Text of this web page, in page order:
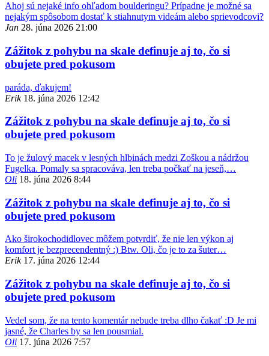
Ahoj sú nejaké info ohľadom boulderingu? Prípadne je možné sa
nejakým spôsobom dostať k stiahnutym videám alebo sprievodcovi?
Jan 28. júna 2026 21:00
Zážitok z pohybu na skale definuje aj to, čo si
obujete pred pokusom
paráda, ďakujem!
Erik 18. júna 2026 12:42
Zážitok z pohybu na skale definuje aj to, čo si
obujete pred pokusom
To je žulový macek v lesných hlbinách medzi Zoškou a nádržou
Fugelka. Pomaly sa spracováva, len treba počkať na jeseň,…
Oli 18. júna 2026 8:44
Zážitok z pohybu na skale definuje aj to, čo si
obujete pred pokusom
Ako širokochodidlovec môžem potvrdiť, že nie len výkon aj
komfort je bezprecendentný :) Btw. Oli, čo je to za šuter…
Erik 17. júna 2026 12:44
Zážitok z pohybu na skale definuje aj to, čo si
obujete pred pokusom
Vedel som, že na tento komentár nebude treba dlho čakať :D Je mi
jasné, že Charles by sa len pousmial.
Oli 17. júna 2026 7:57